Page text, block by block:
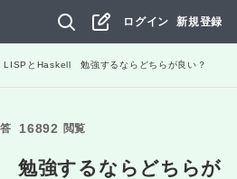
ログイン 新規登録
LISPとHaskell 勉強するならどちらが良い？
16892 閲覧
強するならどちらが